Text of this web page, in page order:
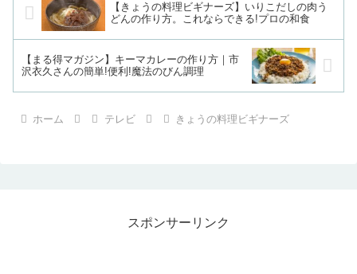
【きょうの料理ビギナーズ】いりこだしの肉う
どんの作り方。これならできる!プロの和食
【まる得マガジン】キーマカレーの作り方｜市
沢衣久さんの簡単!便利!魔法のびん調理
ホーム テレビ きょうの料理ビギナーズ
スポンサーリンク